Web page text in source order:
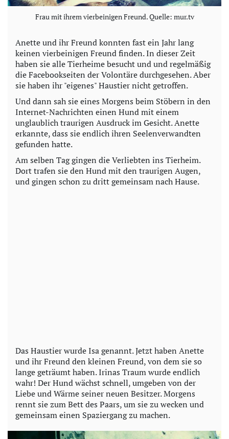
Frau mit ihrem vierbeinigen Freund. Quelle: mur.tv
Anette und ihr Freund konnten fast ein Jahr lang
keinen vierbeinigen Freund finden. In dieser Zeit
haben sie alle Tierheime besucht und und regelmäßig
die Facebookseiten der Volontäre durchgesehen. Aber
sie haben ihr "eigenes" Haustier nicht getroffen.
Und dann sah sie eines Morgens beim Stöbern in den
Internet-Nachrichten einen Hund mit einem
unglaublich traurigen Ausdruck im Gesicht. Anette
erkannte, dass sie endlich ihren Seelenverwandten
gefunden hatte.
Am selben Tag gingen die Verliebten ins Tierheim.
Dort trafen sie den Hund mit den traurigen Augen,
und gingen schon zu dritt gemeinsam nach Hause.
Das Haustier wurde Isa genannt. Jetzt haben Anette
und ihr Freund den kleinen Freund, von dem sie so
lange geträumt haben. Irinas Traum wurde endlich
wahr! Der Hund wächst schnell, umgeben von der
Liebe und Wärme seiner neuen Besitzer. Morgens
rennt sie zum Bett des Paars, um sie zu wecken und
gemeinsam einen Spaziergang zu machen.